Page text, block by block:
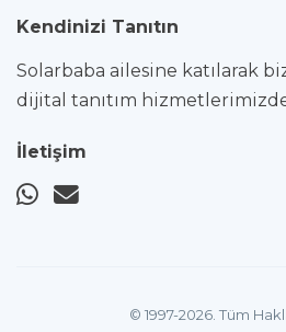
Kendinizi Tanıtın
Solarbaba ailesine katılarak
dijital tanıtım
İletişim
© 1997-2026. Tüm